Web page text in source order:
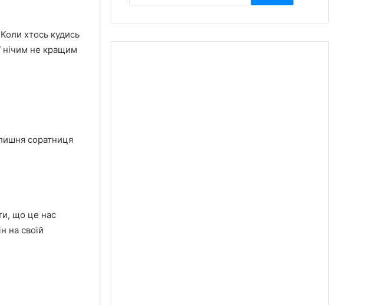
хтось кудись
нічим не кращим
соратниця
що це нас
на своїй